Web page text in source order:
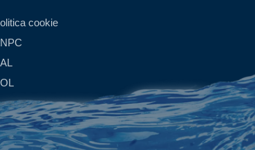
printr-un perete etans. În
unui cuplaj magnetic.
de functionare este de a
în interiorul careia se afla o
au functia de a mentine echilibrul
transmisie directa de la turbina la
cookie